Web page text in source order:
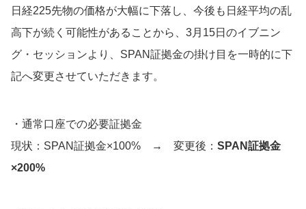
日経225先物の価格が大幅に下落し、今後も日経平均の乱
高下が続く可能性があることから、3月15日のイブニン
グ・セッションより、SPAN証拠金の掛け目を一時的に下
記へ変更させていただきます。
・通常口座での必要証拠金
現状：SPAN証拠金×100% → 変更後： SPAN証拠金
×200%